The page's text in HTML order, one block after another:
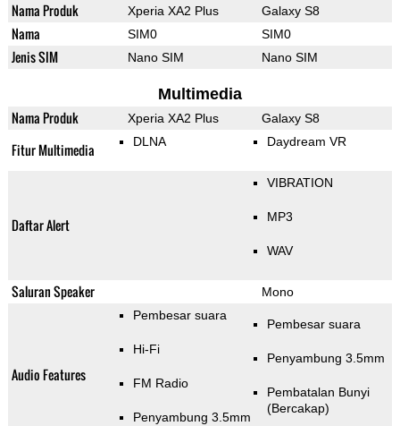
Nama Produk Xperia XA2 Plus Galaxy S8
Nama SIM0 SIM0
Jenis SIM Nano SIM Nano SIM
Multimedia
Nama Produk Xperia XA2 Plus Galaxy S8
Fitur Multimedia DLNA Daydream VR
Daftar Alert
VIBRATION
MP3
WAV
Saluran Speaker Mono
Audio Features
Pembesar suara
Hi-Fi
FM Radio
Penyambung 3.5mm
Pembesar suara
Penyambung 3.5mm
Pembatalan Bunyi
(Bercakap)